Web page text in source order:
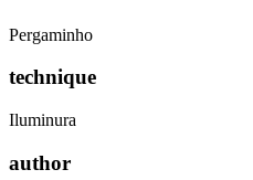
Pergaminho
technique
Iluminura
author